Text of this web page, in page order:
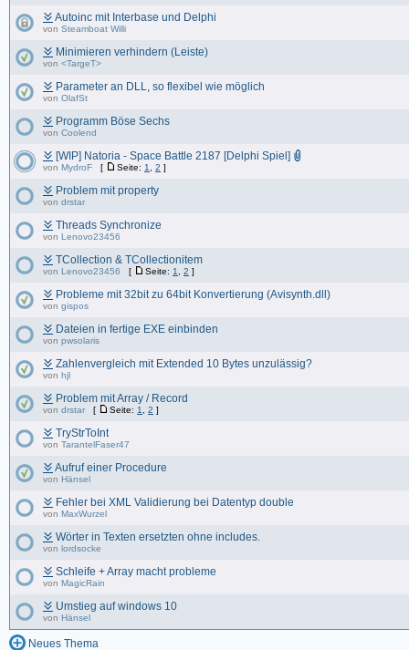
Autoinc mit Interbase und Delphi
von Steamboat Willi
Minimieren verhindern (Leiste)
von <TargeT>
Parameter an DLL, so flexibel wie möglich
von OlafSt
Programm Böse Sechs
von Coolend
[WIP] Natoria - Space Battle 2187 [Delphi Spiel]
von MydroF [ Seite: 1 2 ]
Problem mit property
von drstar
Threads Synchronize
von Lenovo23456
TCollection & TCollectionitem
von Lenovo23456 [ Seite: 1 2 ]
Probleme mit 32bit zu 64bit Konvertierung (Avisynth.dll)
von gispos
Dateien in fertige EXE einbinden
von pwsolaris
Zahlenvergleich mit Extended 10 Bytes unzulässig?
von hjl
Problem mit Array / Record
von drstar [ Seite: 1 2 ]
TryStrToInt
von TarantelFaser47
Aufruf einer Procedure
von Hänsel
Fehler bei XML Validierung bei Datentyp double
von MaxWurzel
Wörter in Texten ersetzten ohne includes.
von lordsocke
Schleife + Array macht probleme
von MagicRain
Umstieg auf windows 10
von Hänsel
Neues Thema